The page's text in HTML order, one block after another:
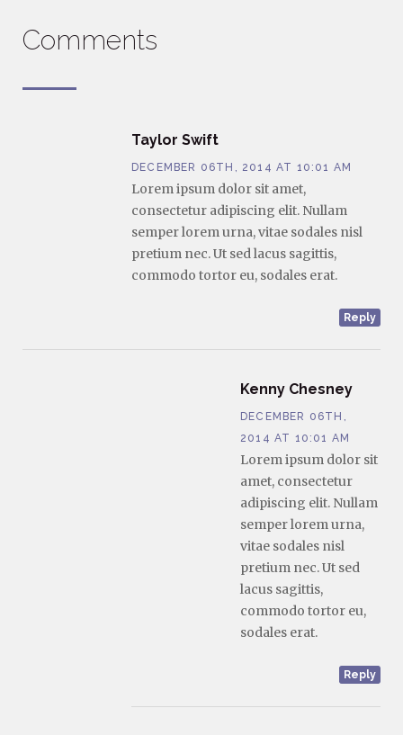
Comments
Taylor Swift
DECEMBER 06TH, 2014 AT 10:01 AM
Lorem ipsum dolor sit amet,
consectetur adipiscing elit. Nullam
semper lorem urna, vitae sodales nisl
pretium nec. Ut sed lacus sagittis,
commodo tortor eu, sodales erat.
Reply
Kenny Chesney
DECEMBER 06TH,
2014 AT 10:01 AM
Lorem ipsum dolor sit
amet, consectetur
adipiscing elit. Nullam
semper lorem urna,
vitae sodales nisl
pretium nec. Ut sed
lacus sagittis,
commodo tortor eu,
sodales erat.
Reply